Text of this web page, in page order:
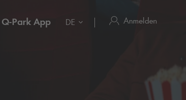
Q-Park App DE Anmelden